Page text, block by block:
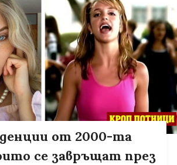
от 2000-та
се завръщат през